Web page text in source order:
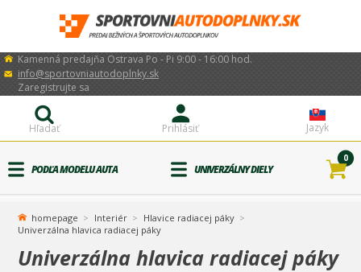
Kamenná predajňa Ostrava Po - Pi 9:00 - 16:00 hod.
info@sportovniautodoplnky.sk
Jazyk
Prihlásiť
Zaregistrujte sa
Hľadať
PODĽA MODELU AUTA UNIVERZÁLNY DIELY
0
homepage Interiér
Hlavice radiacej páky
Univerzálna hlavica radiacej páky
Univerzálna hlavica radiacej páky